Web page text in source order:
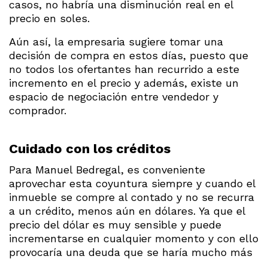
casos, no habría una disminución real en el
precio en soles.
Aún así, la empresaria sugiere tomar una
decisión de compra en estos días, puesto que
no todos los ofertantes han recurrido a este
incremento en el precio y además, existe un
espacio de negociación entre vendedor y
comprador.
Cuidado con los créditos
Para Manuel Bedregal, es conveniente
aprovechar esta coyuntura siempre y cuando el
inmueble se compre al contado y no se recurra
a un crédito, menos aún en dólares. Ya que el
precio del dólar es muy sensible y puede
incrementarse en cualquier momento y con ello
provocaría una deuda que se haría mucho más